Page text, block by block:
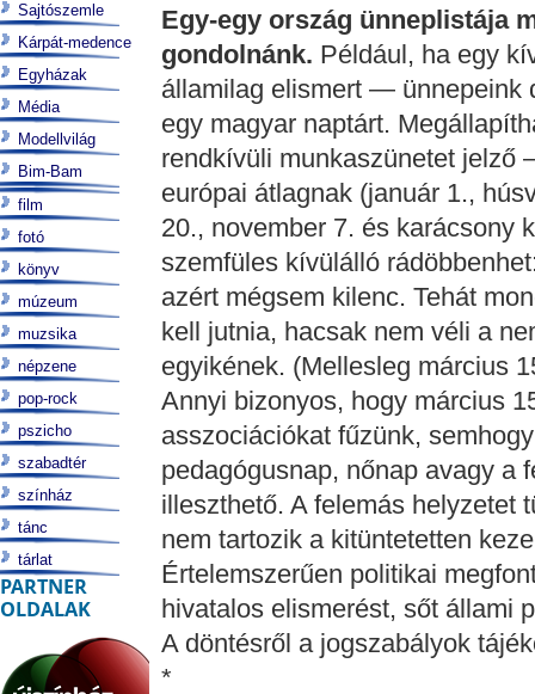
Egy-egy ország ünneplistája
gondolnánk. Például, ha egy
államilag elismert — ünnepeink
egy magyar naptárt.
rendkívüli munkaszünetet jelző
európai átlagnak (január 1.,
20., november 7. és karácsony
szemfüles kívülálló
azért mégsem kilenc. Tehát
kell jutnia, hacsak nem véli a
egyikének. (Mellesleg március
Annyi bizonyos, hogy március
asszociációkat fűzünk,
pedagógusnap, nőnap avagy a
illeszthető. A felemás helyzetet
nem tartozik a kitüntetetten
Értelemszerűen politikai
hivatalos elismerést, sőt állami
A döntésről a jogszabályok
*
Sajtószemle
Kárpát-medence
Egyházak
Média
Modellvilág
Bim-Bam
film
fotó
könyv
múzeum
muzsika
népzene
pop-rock
pszicho
szabadtér
színház
tánc
tárlat
PARTNER
OLDALAK